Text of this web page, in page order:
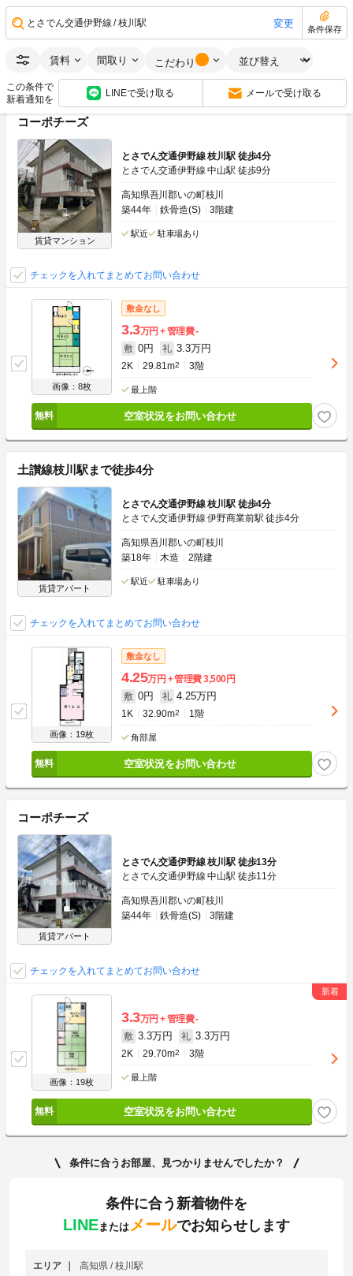
とさでん交通伊野線 枝川駅 変更
条件保存
賃料 間取り こだわり
この条件で
新着通知を
LINEで受け取る メールで受け取る
画像：20枚
1K 32.90m
角部屋
空室状況をお問い合わせ
コーポチーズ
賃貸マンション
とさでん交通伊野線 枝川駅 徒歩4分
とさでん交通伊野線 中山駅 徒歩9分
高知県吾川郡いの町枝川
築44年
鉄骨造(S) 3階建
駅近 駐車場あり
チェックを入れてまとめてお問い合わせ
画像：8枚
敷金なし
3.3万円 管理費-
敷 0円 礼 3.3万円
2K 29.81m2 3階
最上階
空室状況をお問い合わせ
土讃線枝川駅まで徒歩4分
賃貸アパート
とさでん交通伊野線 枝川駅 徒歩4分
とさでん交通伊野線 伊野商業前駅 徒歩4分
高知県吾川郡いの町枝川
築18年
木造 2階建
駅近 駐車場あり
チェックを入れてまとめてお問い合わせ
画像：19枚
敷金なし
4.25万円 管理費3,500円
敷 0円 礼 4.25万円
1K 32.90m2 1階
角部屋
空室状況をお問い合わせ
コーポチーズ
賃貸アパート
とさでん交通伊野線 枝川駅 徒歩13分
とさでん交通伊野線 中山駅 徒歩11分
高知県吾川郡いの町枝川
築44年
鉄骨造(S) 3階建
チェックを入れてまとめてお問い合わせ
画像：19枚
3.3万円 管理費-
敷 3.3万円 礼 3.3万円
2K 29.70m2 3階
最上階
空室状況をお問い合わせ
条件に合うお部屋、見つかりませんでしたか？
条件に合う新着物件を
LINEまたは メールでお知らせします
エリア 高知県 / 枝川駅